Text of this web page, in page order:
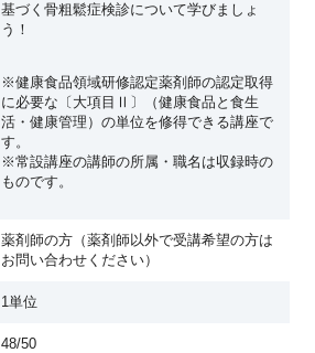
基づく骨粗鬆症検診について学びましょ
う！
※健康食品領域研修認定薬剤師の認定取得
に必要な〔大項目Ⅱ〕（健康食品と食生
活・健康管理）の単位を修得できる講座で
す。
※常設講座の講師の所属・職名は収録時の
ものです。
薬剤師の方（薬剤師以外で受講希望の方は
お問い合わせください）
1単位
48/50